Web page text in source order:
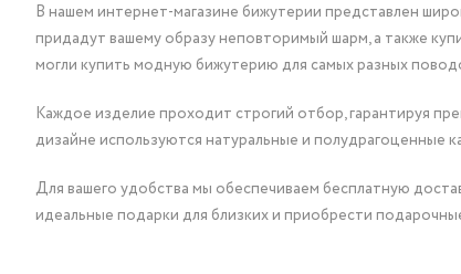
В нашем интернет-магазине бижутерии представлен
придадут вашему образу неповторимый шарм, а также
могли купить модную бижутерию для самых разных
Каждое изделие проходит строгий отбор, гарантируя
дизайне используются натуральные и полудрагоценные
Для вашего удобства мы обеспечиваем бесплатную
идеальные подарки для близких и приобрести